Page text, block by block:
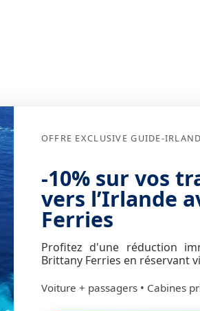
OFFRE EXCLUSIVE GUIDE-
-10% sur vos
vers l’Irlande
Ferries
Profitez d'une réduction
Brittany Ferries en réservant
Voiture + passagers • Cabines